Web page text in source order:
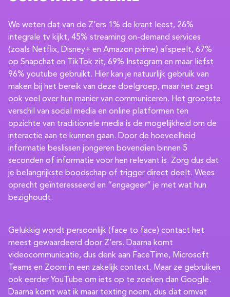
We weten dat van de Z’ers 1% de krant leest, 26%
integrale tv kijkt, 45% streaming on-demand services
(zoals Netflix, Disney+ en Amazon prime) afspeelt, 67%
op Snapchat en TikTok zit, 69% Instagram en maar liefst
96% youtube gebruikt. Hier kan je natuurlijk gebruik van
maken bij het bereik van deze doelgroep, maar het zegt
ook veel over hun manier van communiceren. Het grootste
verschil van social media en online platformen ten
opzichte van traditionele media is de mogelijkheid om de
interactie aan te kunnen gaan. Door de hoeveelheid
informatie beslissen jongeren bovendien binnen 5
seconden of informatie voor hen relevant is. Zorg dus dat
je belangrijkste boodschap of trigger direct deelt. Wees
oprecht geïnteresseerd en “engageer” je met wat hun
bezighoudt.
Gelukkig wordt persoonlijk (face to face) contact het
meest gewaardeerd door Z’ers. Daarna komt
videocommunicatie, dus denk aan FaceTime, Microsoft
Teams en Zoom in een zakelijk context. Maar ze gebruiken
ook eerder YouTube om iets op te zoeken dan Google.
Daarna komt wat ik maar texting noem, dus dat omvat